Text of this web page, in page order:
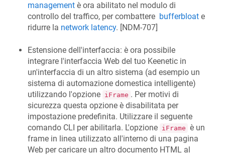
management è ora abilitato nel modulo di
controllo del traffico, per combattere bufferbloat e
ridurre la network latency. [NDM-707]
Estensione dell'interfaccia: è ora possibile
integrare l'interfaccia Web del tuo Keenetic in
un'interfaccia di un altro sistema (ad esempio un
sistema di automazione domestica intelligente)
utilizzando l'opzione iFrame . Per motivi di
sicurezza questa opzione è disabilitata per
impostazione predefinita. Utilizzare il seguente
comando CLI per abilitarla. L'opzione iFrame è un
frame in linea utilizzato all'interno di una pagina
Web per caricare un altro documento HTML al